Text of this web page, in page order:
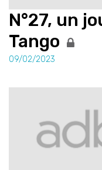
N°27, un
Tango
09/02/2023